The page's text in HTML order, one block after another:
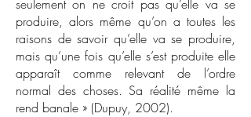
seulement on ne croit pas qu’elle va se
produire, alors même qu’on a toutes les
raisons de savoir qu’elle va se produire,
mais qu’une fois qu’elle s’est produite elle
apparaît comme relevant de l’ordre
normal des choses. Sa réalité même la
rend banale » (Dupuy, 2002).